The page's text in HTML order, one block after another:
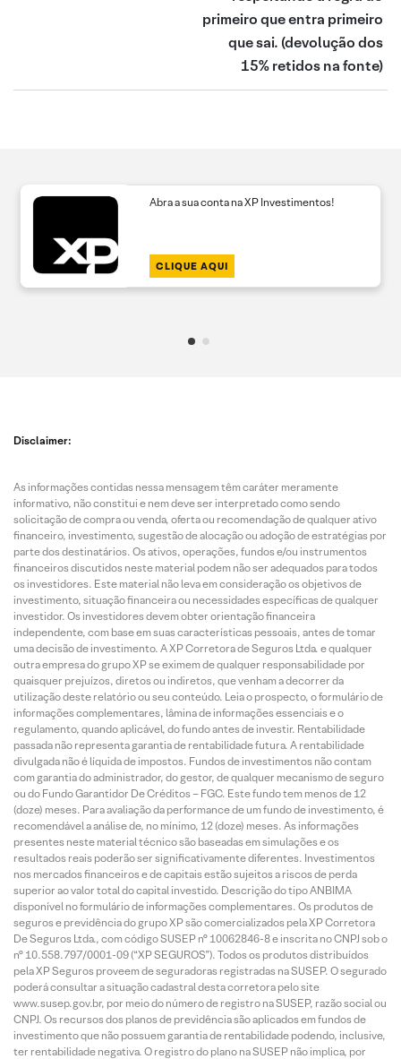
primeiro que entra primeiro
que sai. (devolução dos
15% retidos na fonte)
Abra a sua conta na XP Investimentos!
CLIQUE AQUI
Disclaimer:
As informações contidas nessa mensagem têm caráter meramente
informativo, não constitui e nem deve ser interpretado como sendo
solicitação de compra ou venda, oferta ou recomendação de qualquer ativo
financeiro, investimento, sugestão de alocação ou adoção de estratégias por
parte dos destinatários. Os ativos, operações, fundos e/ou instrumentos
financeiros discutidos neste material podem não ser adequados para todos
os investidores. Este material não leva em consideração os objetivos de
investimento, situação financeira ou necessidades específicas de qualquer
investidor. Os investidores devem obter orientação financeira
independente, com base em suas características pessoais, antes de tomar
uma decisão de investimento. A XP Corretora de Seguros Ltda. e qualquer
outra empresa do grupo XP se eximem de qualquer responsabilidade por
quaisquer prejuízos, diretos ou indiretos, que venham a decorrer da
utilização deste relatório ou seu conteúdo. Leia o prospecto, o formulário de
informações complementares, lâmina de informações essenciais e o
regulamento, quando aplicável, do fundo antes de investir. Rentabilidade
passada não representa garantia de rentabilidade futura. A rentabilidade
divulgada não é líquida de impostos. Fundos de investimentos não contam
com garantia do administrador, do gestor, de qualquer mecanismo de seguro
ou do Fundo Garantidor De Créditos – FGC. Este fundo tem menos de 12
(doze) meses. Para avaliação da performance de um fundo de investimento, é
recomendável a análise de, no mínimo, 12 (doze) meses. As informações
presentes neste material técnico são baseadas em simulações e os
resultados reais poderão ser significativamente diferentes. Investimentos
nos mercados financeiros e de capitais estão sujeitos a riscos de perda
superior ao valor total do capital investido. Descrição do tipo ANBIMA
disponível no formulário de informações complementares. Os produtos de
seguros e previdência do grupo XP são comercializados pela XP Corretora
De Seguros Ltda., com código SUSEP n° 10062846-8 e inscrita no CNPJ sob o
n° 10.558.797/0001-09 (“XP SEGUROS”). Todos os produtos distribuídos
pela XP Seguros proveem de seguradoras registradas na SUSEP. O segurado
poderá consultar a situação cadastral desta corretora pelo site
www.susep.gov.br, por meio do número de registro na SUSEP, razão social ou
CNPJ. Os recursos dos planos de previdência são aplicados em fundos de
investimento que não possuem garantia de rentabilidade podendo, inclusive,
ter rentabilidade negativa. O registro do plano na SUSEP não implica, por